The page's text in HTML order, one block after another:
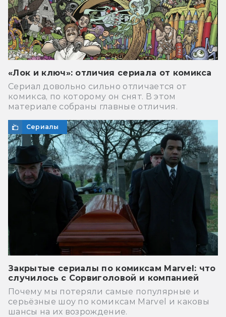
«Лок и ключ»: отличия сериала от комикса
Сериал довольно сильно отличается от
комикса, по которому он снят. В этом
материале собраны главные отличия.
Сериалы
Закрытые сериалы по комиксам Marvel: что
случилось с Сорвиголовой и компанией
Почему мы потеряли самые популярные и
серьёзные шоу по комиксам Marvel и каковы
шансы на их возрождение.